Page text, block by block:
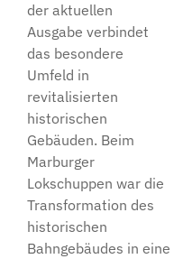
der aktuellen
Ausgabe verbindet
das besondere
Umfeld in
revitalisierten
historischen
Gebäuden. Beim
Marburger
Lokschuppen war die
Transformation des
historischen
Bahngebäudes in eine